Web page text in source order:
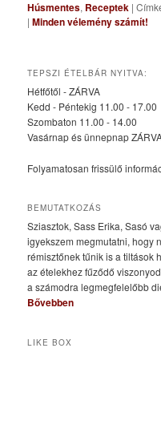
Húsmentes, Receptek |
|Minden vélemény számít!
TEPSZI ÉTELBÁR NYITVA:
Hétfőtől - ZÁRVA
Kedd - Péntekig 11.00 - 17.00
Szombaton 11.00 - 14.00
Vasárnap és ünnepnap
Folyamatosan frissülő
BEMUTATKOZÁS
Sziasztok, Sass Erika, Sasó
igyekszem megmutatni, hogy
rémisztőnek tűnik is a tiltások
az ételekhez fűződő
a számodra legmegfelelőbb
Bővebben
LIKE BOX